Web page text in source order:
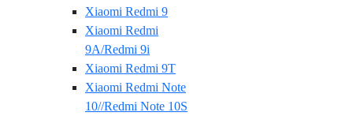
Xiaomi Redmi 9
Xiaomi Redmi
9A/Redmi 9i
Xiaomi Redmi 9T
Xiaomi Redmi Note
10//Redmi Note 10S